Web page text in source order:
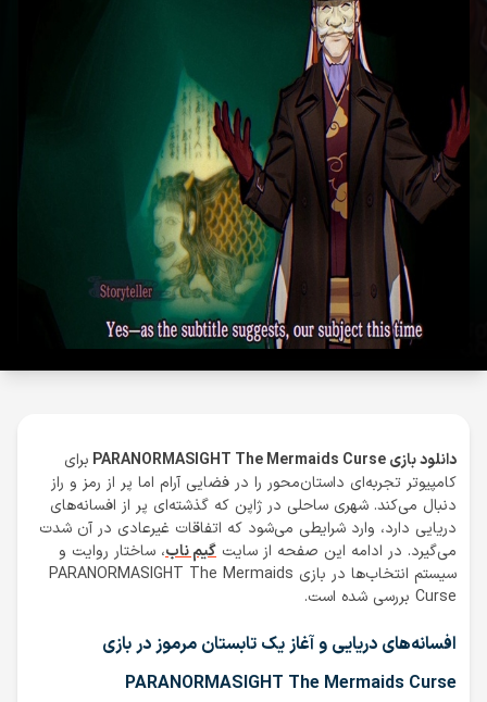
دانلود بازی PARANORMASIGHT The Mermaids Curse
برای
کامپیوتر تجربه‌ای داستان‌محور را در فضایی آرام اما پر از رمز و راز
دنبال می‌کند. شهری ساحلی در ژاپن که گذشته‌ای پر از افسانه‌های
دریایی دارد، وارد شرایطی می‌شود که اتفاقات غیرعادی در آن شدت
می‌گیرد. در ادامه این صفحه از سایت گیم ناب، ساختار روایت و
سیستم انتخاب‌ها در بازی PARANORMASIGHT The Mermaids
Curse بررسی شده است.
افسانه‌های دریایی و آغاز یک تابستان مرموز در بازی
PARANORMASIGHT The Mermaids Curse